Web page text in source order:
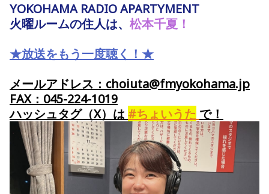
YOKOHAMA RADIO APARTYMENT
火曜ルームの住人は、 松本千夏！
★放送をもう一度聴く！★
メールアドレス：choiuta@fmyokohama.jp
FAX：045-224-1019
ハッシュタグ（X） は #ちょいうた で！